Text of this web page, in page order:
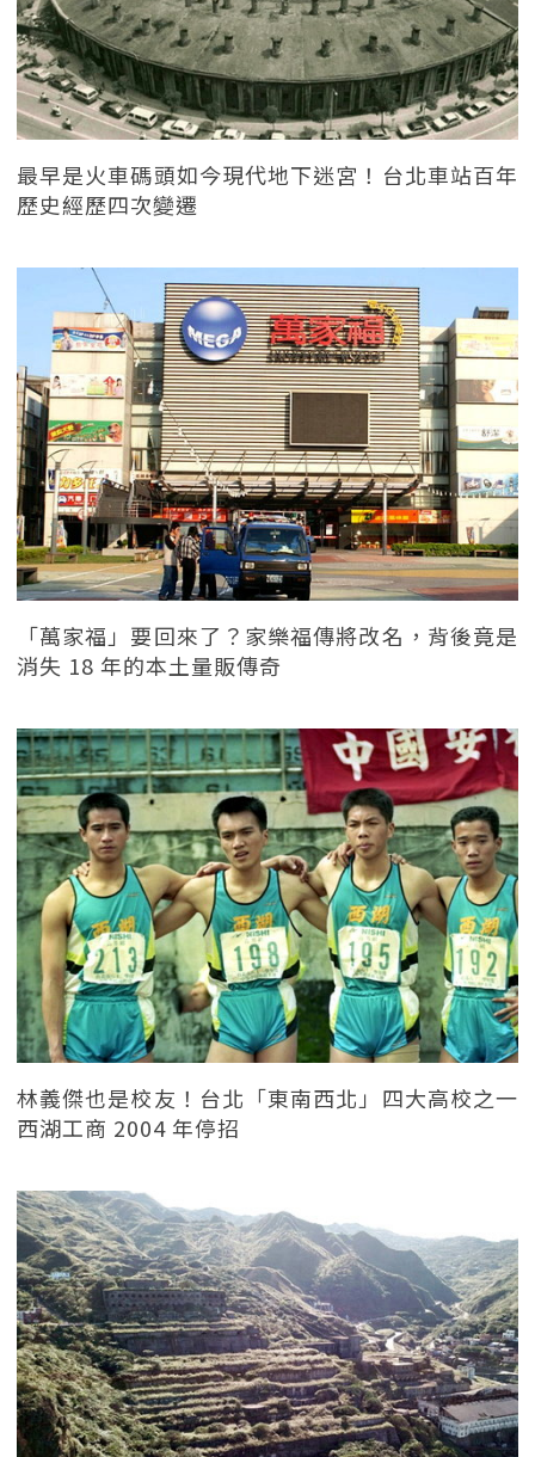
最早是火車碼頭如今現代地下迷宮！台北車站百年
歷史經歷四次變遷
「萬家福」要回來了？家樂福傳將改名，背後竟是
消失 18 年的本土量販傳奇
林義傑也是校友！台北「東南西北」四大高校之一
西湖工商 2004 年停招